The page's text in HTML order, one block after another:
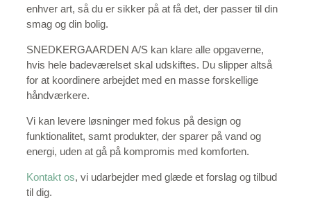
enhver art, så du er sikker på at få det, der passer til din
smag og din bolig.
SNEDKERGAARDEN A/S kan klare alle opgaverne,
hvis hele badeværelset skal udskiftes. Du slipper altså
for at koordinere arbejdet med en masse forskellige
håndværkere.
Vi kan levere løsninger med fokus på design og
funktionalitet, samt produkter, der sparer på vand og
energi, uden at gå på kompromis med komforten.
Kontakt os, vi udarbejder med glæde et forslag og tilbud
til dig.